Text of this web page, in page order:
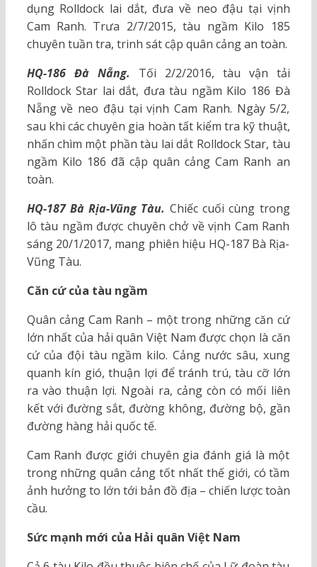
dụng Rolldock lai dắt, đưa về neo đậu tại vịnh
Cam Ranh. Trưa 2/7/2015, tàu ngầm Kilo 185
chuyên tuần tra, trinh sát cập quân cảng an toàn.
HQ-186 Đà Nẵng.
Tối 2/2/2016, tàu vận tải
Rolldock Star lai dắt, đưa tàu ngầm Kilo 186 Đà
Nẵng về neo đậu tại vịnh Cam Ranh. Ngày 5/2,
sau khi các chuyên gia hoàn tất kiểm tra kỹ thuật,
nhấn chìm một phần tàu lai dắt Rolldock Star, tàu
ngầm Kilo 186 đã cập quân cảng Cam Ranh an
toàn.
HQ-187 Bà Rịa-Vũng Tàu. Chiếc cuối cùng trong
lô tàu ngầm được chuyên chở về vịnh Cam Ranh
sáng 20/1/2017, mang phiên hiệu HQ-187 Bà Rịa-
Vũng Tàu.
Căn cứ của tàu ngầm
Quân cảng Cam Ranh – một trong những căn cứ
lớn nhất của hải quân Việt Nam được chọn là căn
cứ của đội tàu ngầm kilo. Cảng nước sâu, xung
quanh kín gió, thuận lợi để tránh trú, tàu cỡ lớn
ra vào thuận lợi. Ngoài ra, cảng còn có mối liên
kết với đường sắt, đường không, đường bộ, gần
đường hàng hải quốc tế.
Cam Ranh được giới chuyên gia đánh giá là một
trong những quân cảng tốt nhất thế giới, có tầm
ảnh hưởng to lớn tới bản đồ địa – chiến lược toàn
cầu.
Sức mạnh mới của Hải quân Việt Nam